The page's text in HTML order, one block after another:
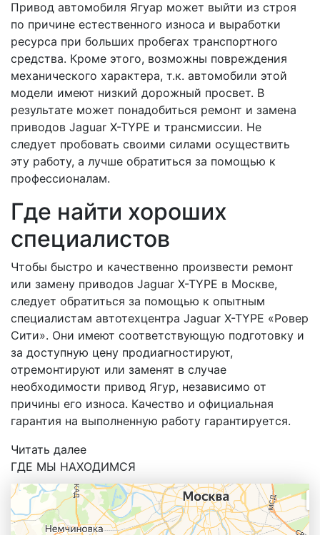
Привод автомобиля Ягуар может выйти из строя
по причине естественного износа и выработки
ресурса при больших пробегах транспортного
средства. Кроме этого, возможны повреждения
механического характера, т.к. автомобили этой
модели имеют низкий дорожный просвет. В
результате может понадобиться ремонт и замена
приводов Jaguar X-TYPE и трансмиссии. Не
следует пробовать своими силами осуществить
эту работу, а лучше обратиться за помощью к
профессионалам.
Где найти хороших
специалистов
Чтобы быстро и качественно произвести ремонт
или замену приводов Jaguar X-TYPE в Москве,
следует обратиться за помощью к опытным
специалистам автотехцентра Jaguar X-TYPE «Ровер
Сити». Они имеют соответствующую подготовку и
за доступную цену продиагностируют,
отремонтируют или заменят в случае
необходимости привод Ягур, независимо от
причины его износа. Качество и официальная
гарантия на выполненную работу гарантируется.
Читать далее
ГДЕ МЫ НАХОДИМСЯ